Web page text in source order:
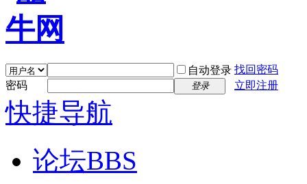
自动登录 找回密码
密码
登录 立即注册
快捷导航
论坛BBS